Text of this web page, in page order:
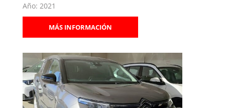
Año: 2021
MÁS INFORMACIÓN